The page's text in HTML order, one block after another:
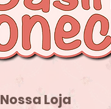
Nossa Loja